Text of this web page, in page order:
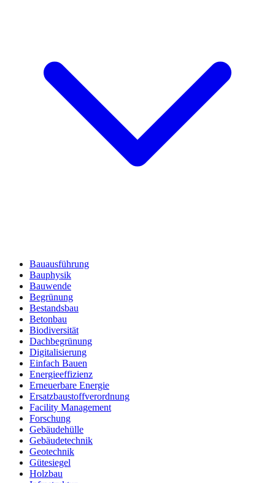
Bauausführung
Bauphysik
Bauwende
Begrünung
Bestandsbau
Betonbau
Biodiversität
Dachbegrünung
Digitalisierung
Einfach Bauen
Energieeffizienz
Erneuerbare Energie
Ersatzbaustoffverordnung
Facility Management
Forschung
Gebäudehülle
Gebäudetechnik
Geotechnik
Gütesiegel
Holzbau